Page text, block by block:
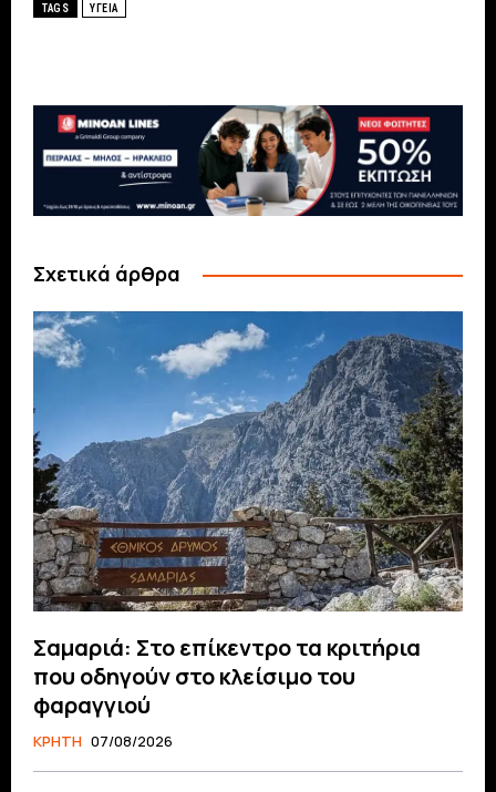
TAGS ΥΓΕΙΑ
Σχετικά άρθρα
Σαμαριά: Στο επίκεντρο τα κριτήρια
που οδηγούν στο κλείσιμο του
φαραγγιού
ΚΡΗΤΗ 07/08/2026